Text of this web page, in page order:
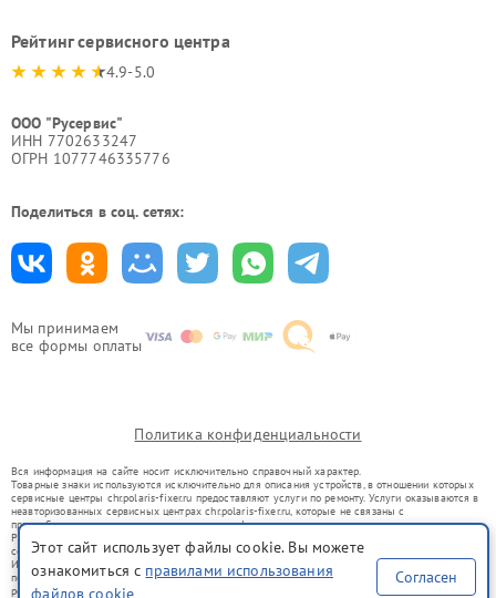
Мы принимаем
все формы оплаты
Рейтинг сервисного центра
4.9-5.0
ООО "Русервис"
ИНН 7702633247
ОГРН 1077746335776
Поделиться в соц. сетях:
Политика конфиденциальности
Вся информация на сайте носит исключительно справочный характер.
Товарные знаки используются исключительно для описания устройств, в отношении которых
сервисные центры chr.polaris-fixer.ru предоставляют услуги по ремонту. Услуги оказываются в
неавторизованных сервисных центрах chr.polaris-fixer.ru, которые не связаны с
правообладателями товарных знаков или их официальными представителями.
Ремонт осуществляется для устройств, уже введенных в гражданский оборот в соответствии
со статьей 1487 ГК РФ.
Использование товарных знаков не преследует цели индивидуализации услуг или введения
потребителей в заблуждение, а служит для информирования о предоставляемых услугах по
ремонту техники указанных брендов.
Этот сайт использует файлы cookie. Вы можете
ознакомиться с правилами использования
файлов cookie
Согласен